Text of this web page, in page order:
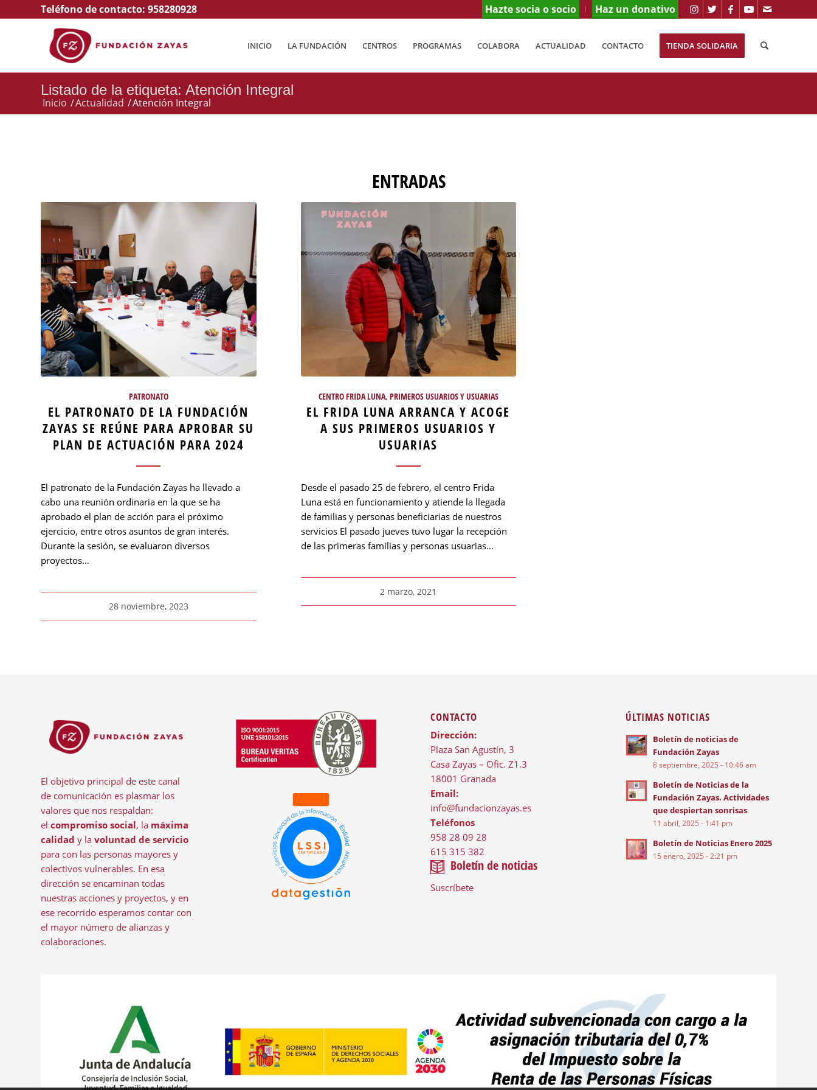
Hazte socia o socio Haz un donativo
Teléfono de contacto: 958280928
INICIO LA FUNDACIÓN CENTROS PROGRAMAS COLABORA ACTUALIDAD CONTACTO TIENDA SOLIDARIA
Listado de la etiqueta: Atención Integral
Inicio /Actualidad /Atención Integral
ENTRADAS
PATRONATO
EL PATRONATO DE LA FUNDACIÓN
ZAYAS SE REÚNE PARA APROBAR SU
PLAN DE ACTUACIÓN PARA 2024
El patronato de la Fundación Zayas ha llevado a
cabo una reunión ordinaria en la que se ha
aprobado el plan de acción para el próximo
ejercicio, entre otros asuntos de gran interés.
Durante la sesión, se evaluaron diversos
proyectos…
28 noviembre, 2023
CENTRO FRIDA LUNA, PRIMEROS USUARIOS Y USUARIAS
EL FRIDA LUNA ARRANCA Y ACOGE
A SUS PRIMEROS USUARIOS Y
USUARIAS
Desde el pasado 25 de febrero, el centro Frida
Luna está en funcionamiento y atiende la llegada
de familias y personas beneficiarias de nuestros
servicios El pasado jueves tuvo lugar la recepción
de las primeras familias y personas usuarias…
2 marzo, 2021
El objetivo principal de este canal
de comunicación es plasmar los
valores que nos respaldan:
el compromiso social, la máxima
calidad y la voluntad de servicio
para con las personas mayores y
colectivos vulnerables. En esa
dirección se encaminan todas
nuestras acciones y proyectos, y en
ese recorrido esperamos contar con
el mayor número de alianzas y
colaboraciones.
CONTACTO
Dirección:
Plaza San Agustín, 3
Casa Zayas – Ofic. Z1.3
18001 Granada
Email:
info@fundacionzayas.es
Teléfonos
958 28 09 28
615 315 382
Boletín de noticias
Suscríbete
ÚLTIMAS NOTICIAS
Boletín de noticias de
Fundación Zayas
8 septiembre, 2025 - 10:46 am
Boletín de Noticias de la
Fundación Zayas. Actividades
que despiertan sonrisas
11 abril, 2025 - 1:41 pm
Boletín de Noticias Enero 2025
15 enero, 2025 - 2:21 pm